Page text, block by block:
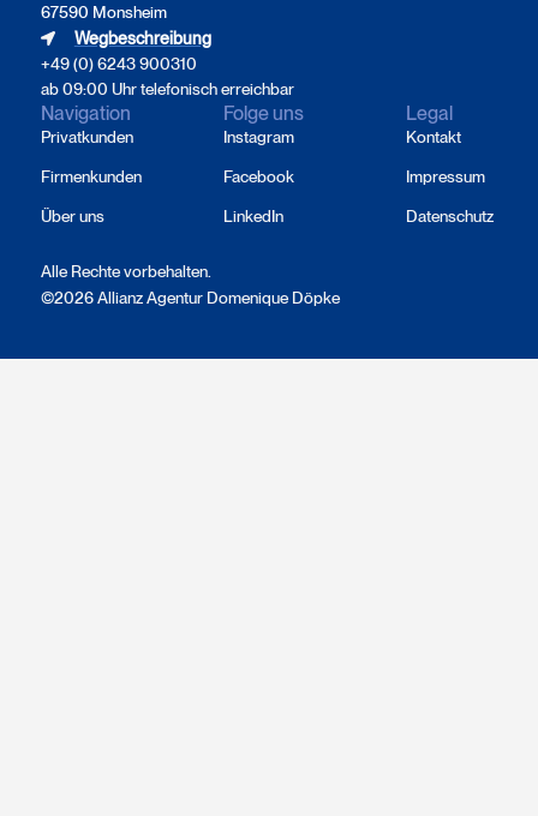
67590 Monsheim
Wegbeschreibung
+49 (0) 6243 900310
ab 09:00 Uhr telefonisch erreichbar
Navigation
Privatkunden
Firmenkunden
Über uns
Folge uns
Instagram
Facebook
LinkedIn
Legal
Kontakt
Impressum
Datenschutz
©2026 Allianz Agentur Domenique Döpke
Alle Rechte vorbehalten.